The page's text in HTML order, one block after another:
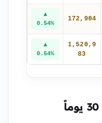
172,904
▲
0.54%
1,520,9
83
▲
0.54%